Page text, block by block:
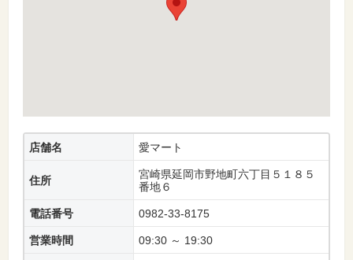
店舗名 愛マート
住所
宮崎県延岡市野地町六丁目５１８５
番地６
電話番号 0982-33-8175
営業時間 09:30 ～ 19:30